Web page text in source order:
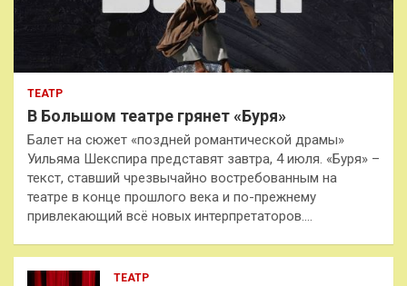
ТЕАТР
В Большом театре грянет «Буря»
Балет на сюжет «поздней романтической драмы»
Уильяма Шекспира представят завтра, 4 июля. «Буря» –
текст, ставший чрезвычайно востребованным на
театре в конце прошлого века и по-прежнему
привлекающий всё новых интерпретаторов.…
ТЕАТР